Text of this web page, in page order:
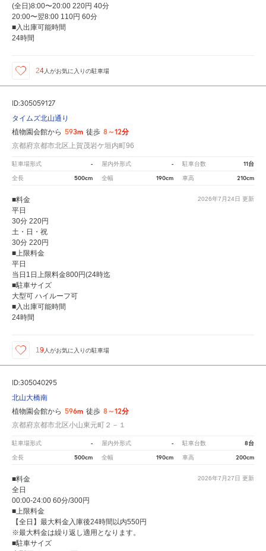
(全日)8:00〜20:00 220円 40分
20:00〜翌8:00 110円 60分
■入出庫可能時間
24時間
24 人がお気に入りの駐車場
ID:305059127
タイムズ北山通り
植物園会館から 593m 徒歩 8～12分
京都府京都市北区上賀茂岩ケ垣内町96
駐車場形式 - 屋内外形式 - 駐車台数 11台
全長 500cm 全幅 190cm 車高 210cm
2026年7月24日 更新
■料金
平日
30分 220円
土・日・祝
30分 220円
■上限料金
平日
当日1日上限料金800円(24時迄
■駐車サイズ
大型可 ハイルーフ可
■入出庫可能時間
24時間
19 人がお気に入りの駐車場
ID:305040295
北山大橋南
植物園会館から 596m 徒歩 8～12分
京都府京都市北区小山東元町２－１
駐車場形式 - 屋内外形式 - 駐車台数 8台
全長 500cm 全幅 190cm 車高 200cm
2026年7月27日 更新
■料金
全日
00:00-24:00 60分/300円
■上限料金
【全日】最大料金入庫後24時間以内550円
※最大料金は繰り返し適用となります。
■駐車サイズ